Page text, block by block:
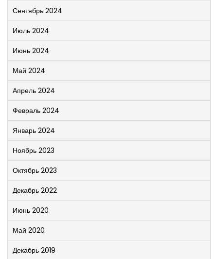
Сентябрь 2024
Июль 2024
Июнь 2024
Май 2024
Апрель 2024
Февраль 2024
Январь 2024
Ноябрь 2023
Октябрь 2023
Декабрь 2022
Июнь 2020
Май 2020
Декабрь 2019